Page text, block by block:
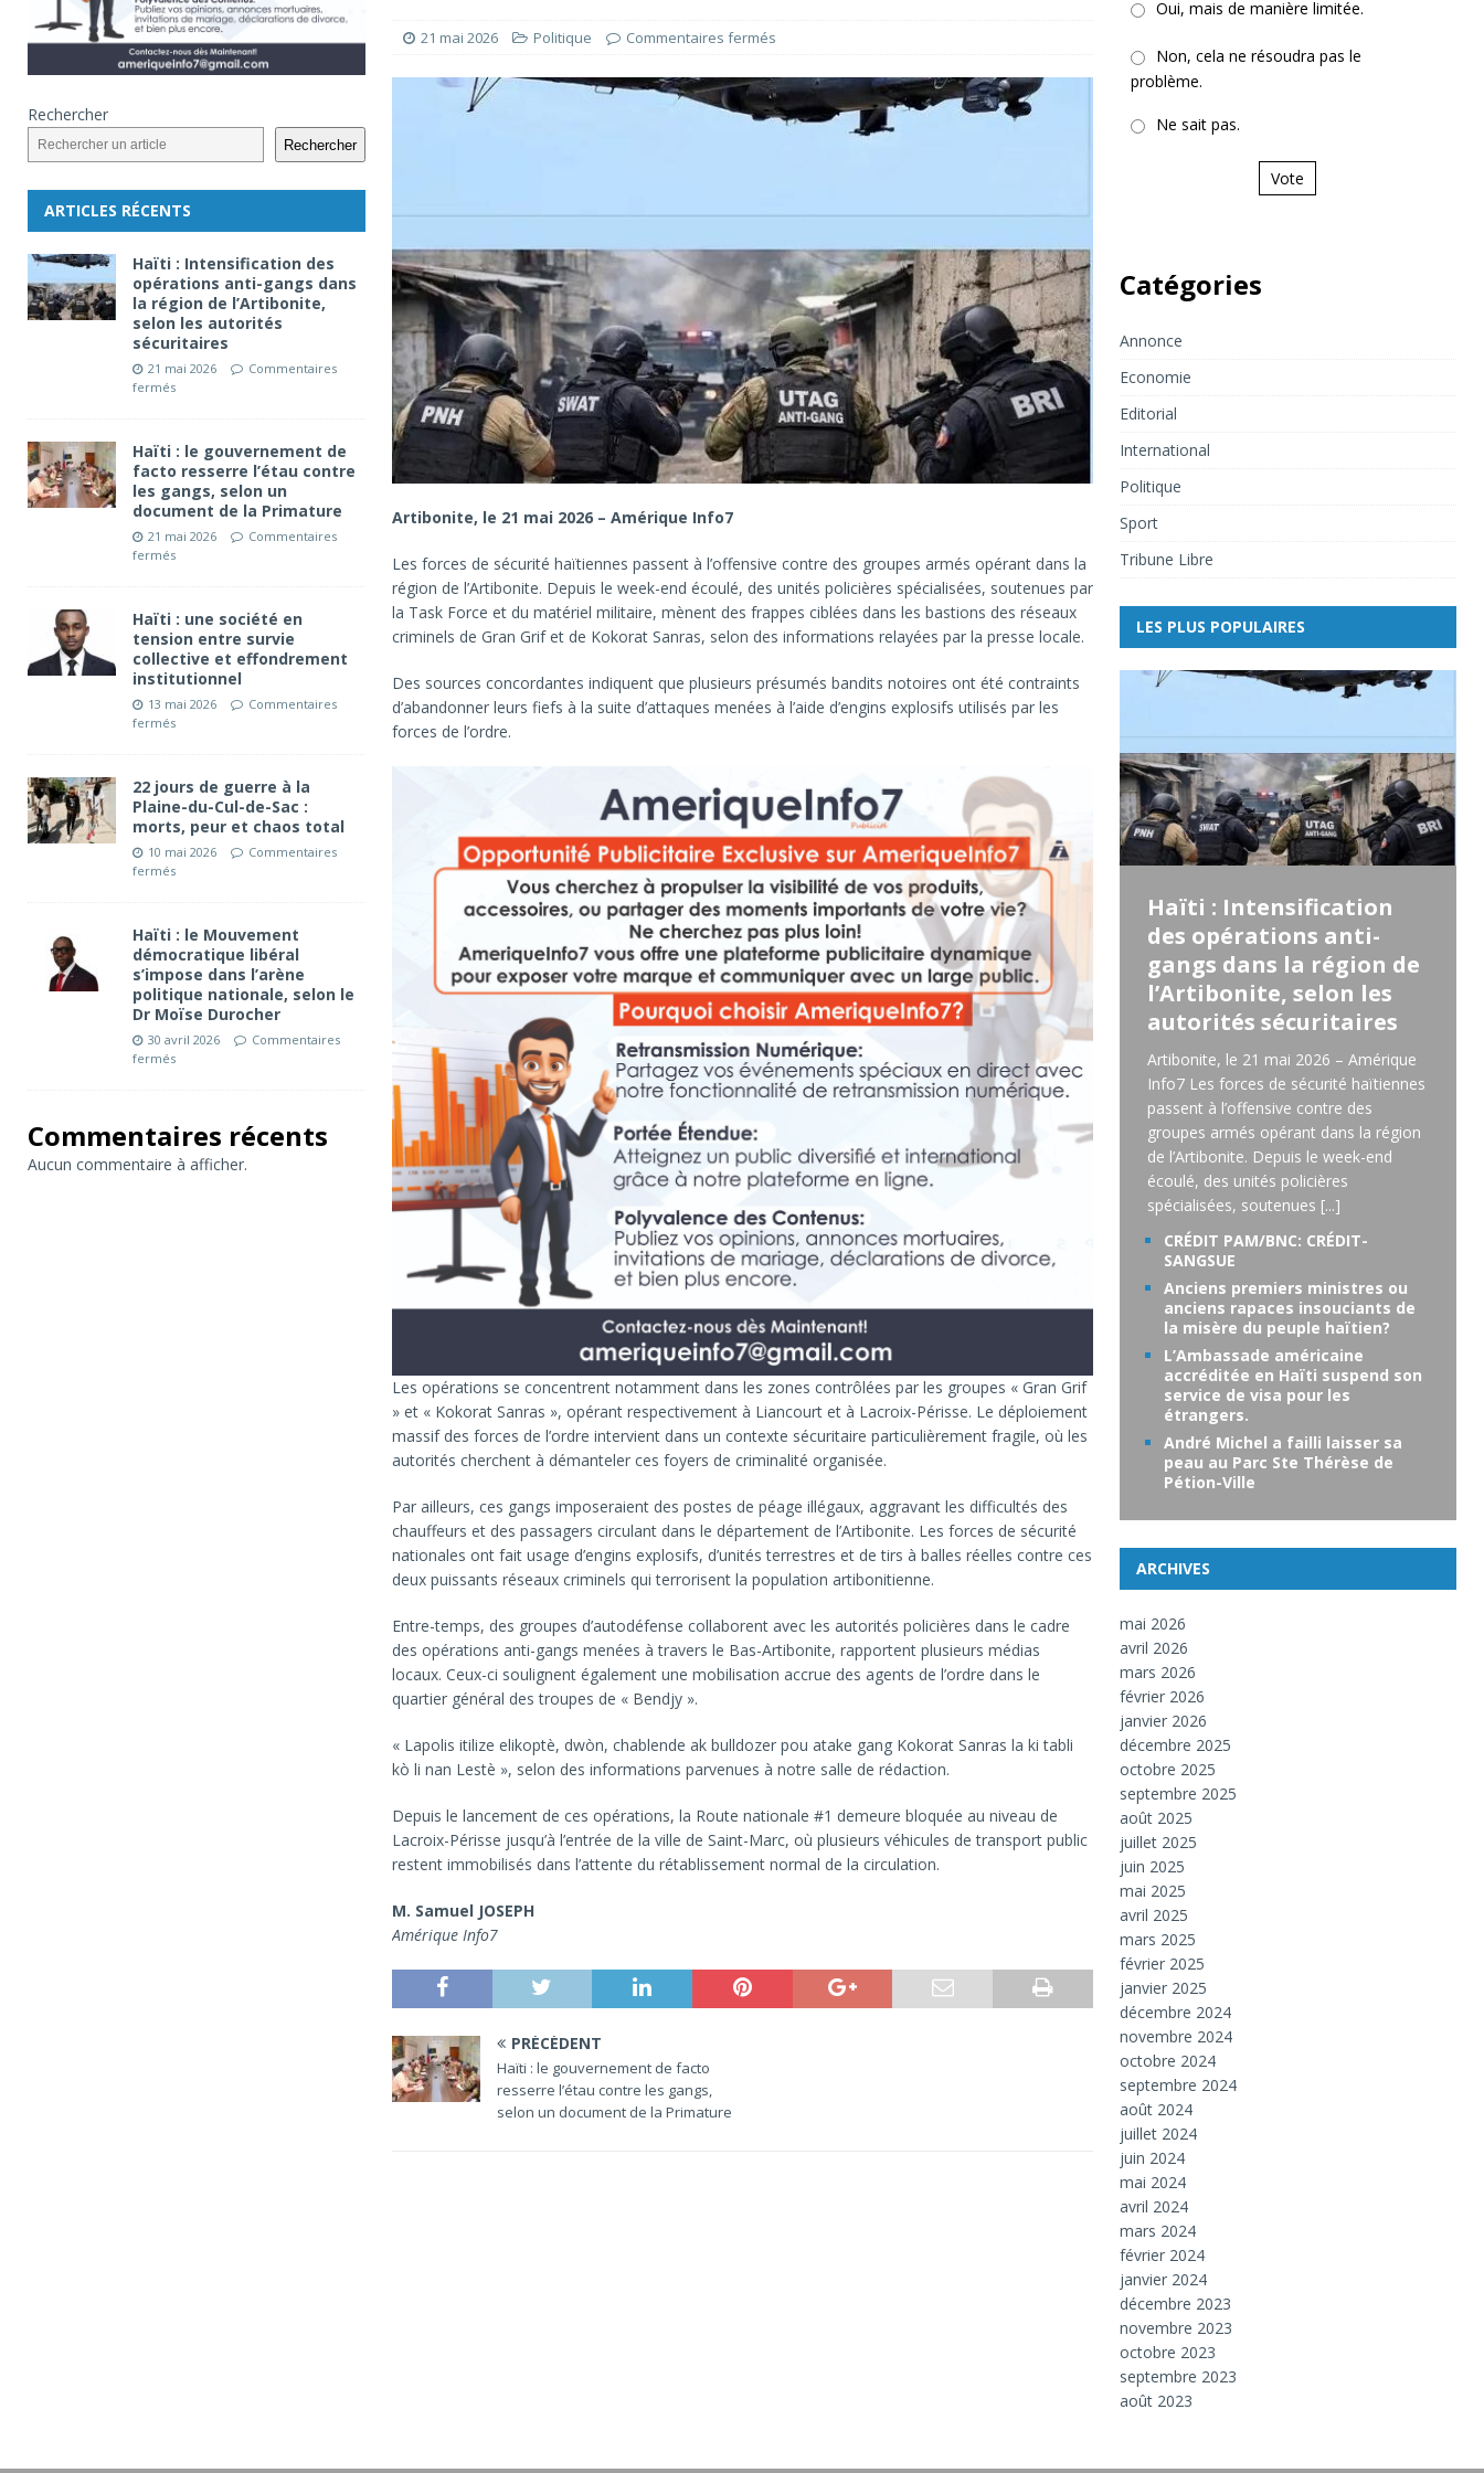
21 mai 2026 Politique Commentaires fermés
Artibonite, le 21 mai 2026 – Amérique Info7
Les forces de sécurité haïtiennes passent à l’offensive contre des groupes armés opérant dans la
région de l’Artibonite. Depuis le week-end écoulé, des unités policières spécialisées, soutenues par
la Task Force et du matériel militaire, mènent des frappes ciblées dans les bastions des réseaux
criminels de Gran Grif et de Kokorat Sanras, selon des informations relayées par la presse locale.
Des sources concordantes indiquent que plusieurs présumés bandits notoires ont été contraints
d’abandonner leurs fiefs à la suite d’attaques menées à l’aide d’engins explosifs utilisés par les
forces de l’ordre.
Les opérations se concentrent notamment dans les zones contrôlées par les groupes « Gran Grif
» et « Kokorat Sanras », opérant respectivement à Liancourt et à Lacroix-Périsse. Le déploiement
massif des forces de l’ordre intervient dans un contexte sécuritaire particulièrement fragile, où les
autorités cherchent à démanteler ces foyers de criminalité organisée.
Par ailleurs, ces gangs imposeraient des postes de péage illégaux, aggravant les difficultés des
chauffeurs et des passagers circulant dans le département de l’Artibonite. Les forces de sécurité
nationales ont fait usage d’engins explosifs, d’unités terrestres et de tirs à balles réelles contre ces
deux puissants réseaux criminels qui terrorisent la population artibonitienne.
Entre-temps, des groupes d’autodéfense collaborent avec les autorités policières dans le cadre
des opérations anti-gangs menées à travers le Bas-Artibonite, rapportent plusieurs médias
locaux. Ceux-ci soulignent également une mobilisation accrue des agents de l’ordre dans le
quartier général des troupes de « Bendjy ».
« Lapolis itilize elikoptè, dwòn, chablende ak bulldozer pou atake gang Kokorat Sanras la ki tabli
kò li nan Lestè », selon des informations parvenues à notre salle de rédaction.
Depuis le lancement de ces opérations, la Route nationale #1 demeure bloquée au niveau de
Lacroix-Périsse jusqu’à l’entrée de la ville de Saint-Marc, où plusieurs véhicules de transport public
restent immobilisés dans l’attente du rétablissement normal de la circulation.
M. Samuel JOSEPH
Amérique Info7
PRÉCÉDENT
Haïti : le gouvernement de facto
resserre l’étau contre les gangs,
selon un document de la Primature
Rechercher
Rechercher
ARTICLES RÉCENTS
Haïti : Intensification des
opérations anti-gangs dans
la région de l’Artibonite,
selon les autorités
sécuritaires
21 mai 2026
Commentaires
fermés
Haïti : le gouvernement de
facto resserre l’étau contre
les gangs, selon un
document de la Primature
21 mai 2026
Commentaires
fermés
Haïti : une société en
tension entre survie
collective et effondrement
institutionnel
13 mai 2026
Commentaires
fermés
22 jours de guerre à la
Plaine-du-Cul-de-Sac :
morts, peur et chaos total
10 mai 2026
Commentaires
fermés
Haïti : le Mouvement
démocratique libéral
s’impose dans l’arène
politique nationale, selon le
Dr Moïse Durocher
30 avril 2026
Commentaires
fermés
Commentaires récents
Aucun commentaire à afficher.
Oui, mais de manière limitée.
Non, cela ne résoudra pas le
problème.
Ne sait pas.
Vote
Catégories
Annonce
Economie
Editorial
International
Politique
Sport
Tribune Libre
LES PLUS POPULAIRES
Haïti : Intensification
des opérations anti-
gangs dans la région de
l’Artibonite, selon les
autorités sécuritaires
Artibonite, le 21 mai 2026 – Amérique
Info7 Les forces de sécurité haïtiennes
passent à l’offensive contre des
groupes armés opérant dans la région
de l’Artibonite. Depuis le week-end
écoulé, des unités policières
spécialisées, soutenues [...]
CRÉDIT PAM/BNC: CRÉDIT-
SANGSUE
Anciens premiers ministres ou
anciens rapaces insouciants de
la misère du peuple haïtien?
L’Ambassade américaine
accréditée en Haïti suspend son
service de visa pour les
étrangers.
André Michel a failli laisser sa
peau au Parc Ste Thérèse de
Pétion-Ville
ARCHIVES
mai 2026
avril 2026
mars 2026
février 2026
janvier 2026
décembre 2025
octobre 2025
septembre 2025
août 2025
juillet 2025
juin 2025
mai 2025
avril 2025
mars 2025
février 2025
janvier 2025
décembre 2024
novembre 2024
octobre 2024
septembre 2024
août 2024
juillet 2024
juin 2024
mai 2024
avril 2024
mars 2024
février 2024
janvier 2024
décembre 2023
novembre 2023
octobre 2023
septembre 2023
août 2023